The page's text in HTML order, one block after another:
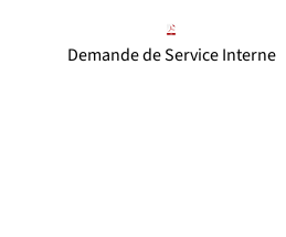
Demande de Service Interne